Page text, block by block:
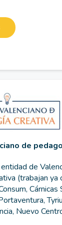
de
de
(trabajan ya
Nuevo